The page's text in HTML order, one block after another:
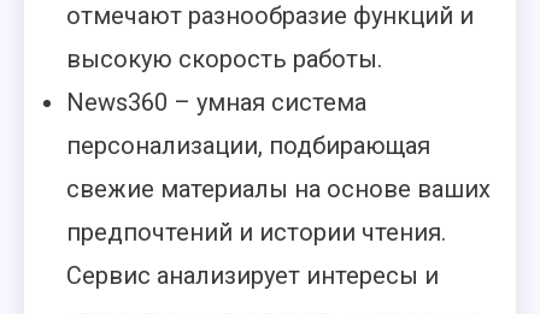
отмечают разнообразие функций и
высокую скорость работы.
News360 – умная система
персонализации, подбирающая
свежие материалы на основе ваших
предпочтений и истории чтения.
Сервис анализирует интересы и